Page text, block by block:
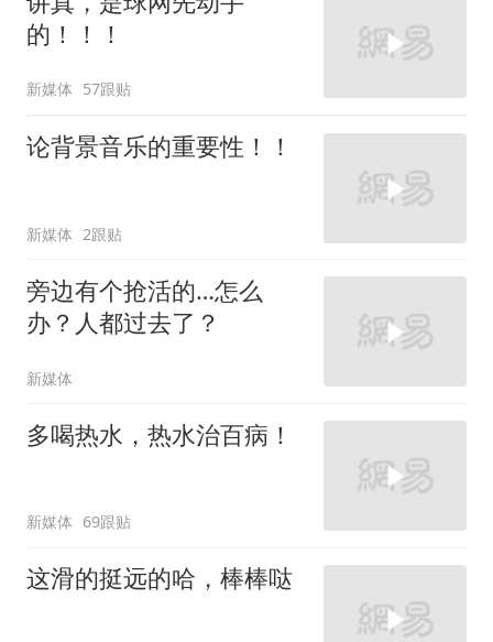
的！！！
新媒体 57跟贴
论背景音乐的重要性！！
新媒体 2跟贴
旁边有个抢活的…怎么
办？人都过去了？
新媒体
多喝热水，热水治百病！
新媒体 69跟贴
这滑的挺远的哈，棒棒哒